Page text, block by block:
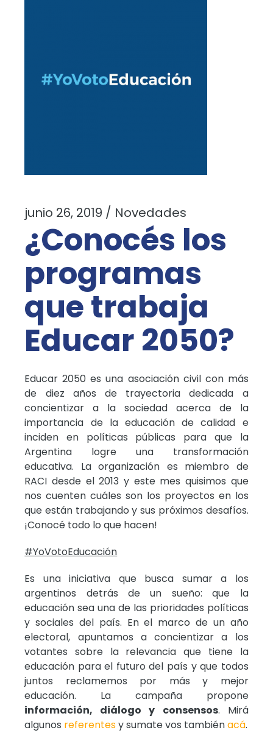
junio 26, 2019 Novedades
¿Conocés los
programas
que trabaja
Educar 2050?
Educar 2050 es una asociación civil con más
de diez años de trayectoria dedicada a
concientizar a la sociedad acerca de la
importancia de la educación de calidad e
inciden en políticas públicas para que la
Argentina logre una transformación
educativa. La organización es miembro de
RACI desde el 2013 y este mes quisimos que
nos cuenten cuáles son los proyectos en los
que están trabajando y sus próximos desafíos.
¡Conocé todo lo que hacen!
#YoVotoEducación
Es una iniciativa que busca sumar a los
argentinos detrás de un sueño: que la
educación sea una de las prioridades políticas
y sociales del país. En el marco de un año
electoral, apuntamos a concientizar a los
votantes sobre la relevancia que tiene la
educación para el futuro del país y que todos
juntos reclamemos por más y mejor
educación. La campaña propone
información, diálogo y consensos. Mirá
algunos referentesy sumate vos tambiénacá.